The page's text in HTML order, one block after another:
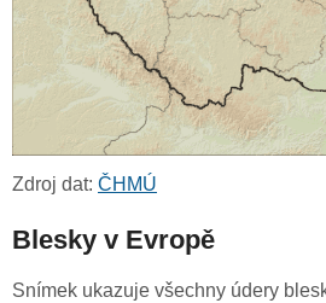
Zdroj dat: ČHMÚ
Blesky v Evropě
Snímek ukazuje všechny údery